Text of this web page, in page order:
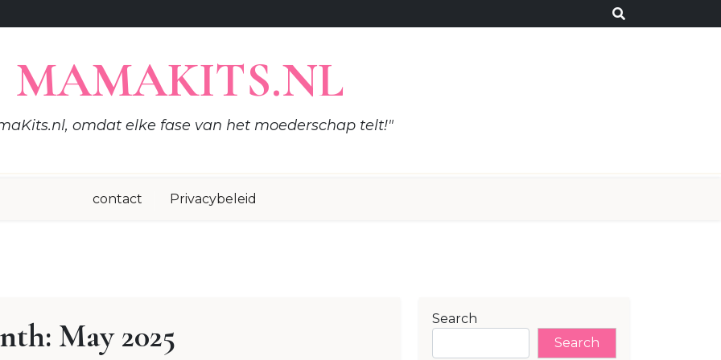
MAMAKITS.NL
omdat elke fase van het moederschap telt!"
contact Privacybeleid
May 2025
Search
Search